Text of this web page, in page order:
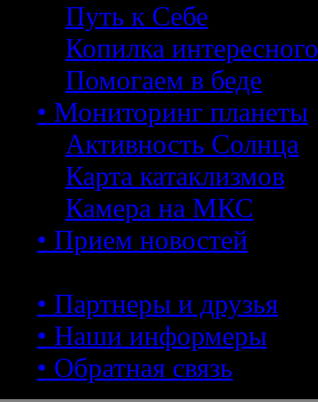
Путь к Себе
Копилка интересного
Помогаем в беде
• Мониторинг планеты
Активность Солнца
Карта катаклизмов
Камера на МКС
• Прием новостей
• Партнеры и друзья
• Наши информеры
• Обратная связь